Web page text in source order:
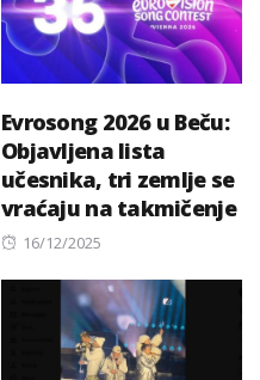
Evrosong 2026 u Beču:
Objavljena lista
učesnika, tri zemlje se
vraćaju na takmičenje
Posted
16/12/2025